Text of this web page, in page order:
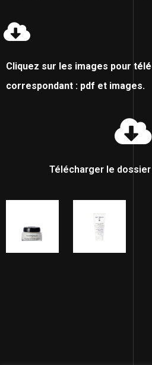
Cliquez sur les images pour
correspondant : pdf et images.
Télécharger le